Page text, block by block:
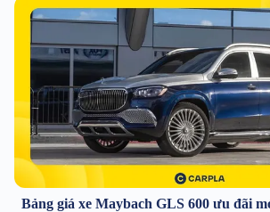
Bảng giá xe Maybach GLS 600 ưu đãi